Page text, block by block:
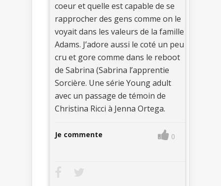
coeur et quelle est capable de se
rapprocher des gens comme on le
voyait dans les valeurs de la famille
Adams. J’adore aussi le coté un peu
cru et gore comme dans le reboot
de Sabrina (Sabrina l’apprentie
Sorcière. Une série Young adult
avec un passage de témoin de
Christina Ricci à Jenna Ortega.
Je commente 0